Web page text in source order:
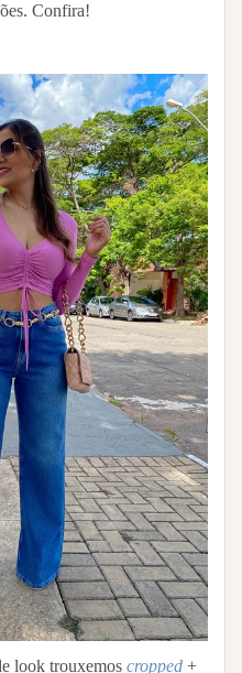
Confira!
look trouxemos cropped +